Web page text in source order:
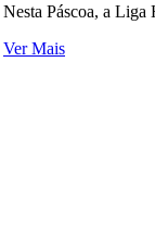
Nesta Páscoa, a
Ver Mais